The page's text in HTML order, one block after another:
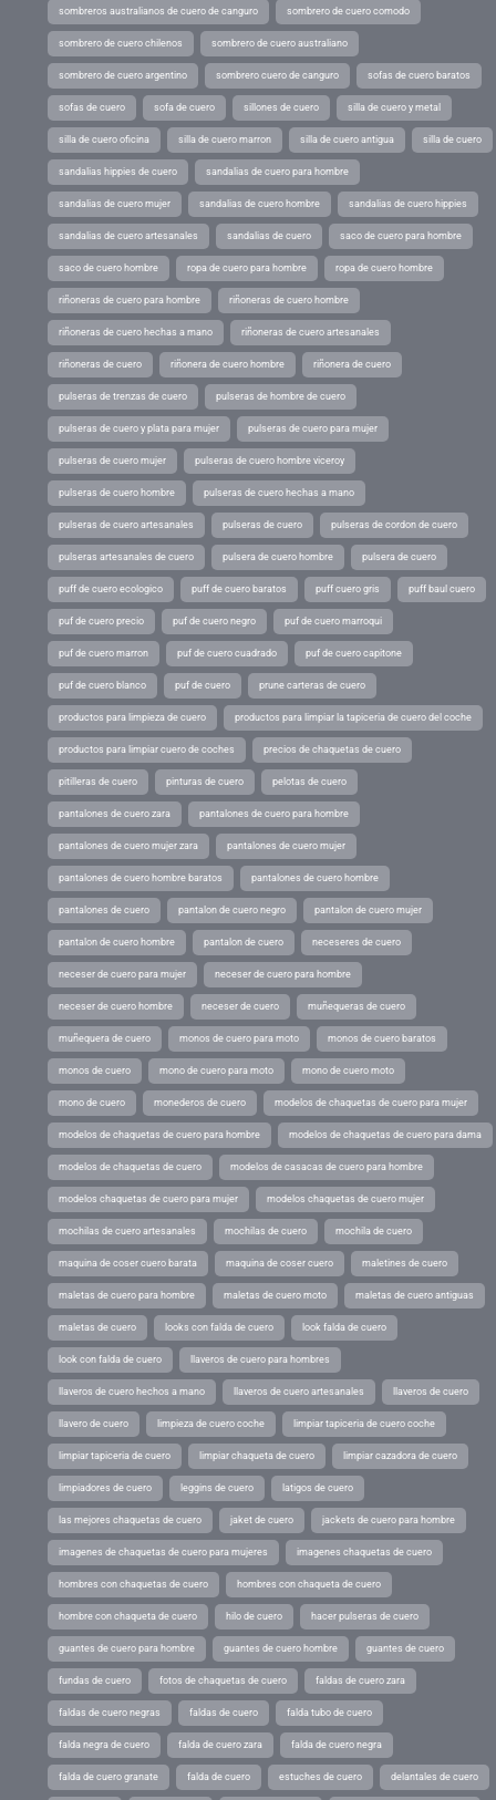
sombreros australianos de cuero de canguro sombrero de cuero comodo
sombrero de cuero chilenos sombrero de cuero australiano
sombrero de cuero argentino sombrero cuero de canguro sofas de cuero baratos
sofas de cuero sofa de cuero sillones de cuero silla de cuero y metal
silla de cuero oficina silla de cuero marron silla de cuero antigua silla de cuero
sandalias hippies de cuero sandalias de cuero para hombre
sandalias de cuero mujer sandalias de cuero hombre sandalias de cuero hippies
sandalias de cuero artesanales sandalias de cuero saco de cuero para hombre
saco de cuero hombre ropa de cuero para hombre ropa de cuero hombre
riñoneras de cuero para hombre riñoneras de cuero hombre
riñoneras de cuero hechas a mano riñoneras de cuero artesanales
riñoneras de cuero riñonera de cuero hombre riñonera de cuero
pulseras de trenzas de cuero pulseras de hombre de cuero
pulseras de cuero y plata para mujer pulseras de cuero para mujer
pulseras de cuero mujer pulseras de cuero hombre viceroy
pulseras de cuero hombre pulseras de cuero hechas a mano
pulseras de cuero artesanales pulseras de cuero pulseras de cordon de cuero
pulseras artesanales de cuero pulsera de cuero hombre pulsera de cuero
puff de cuero ecologico puff de cuero baratos puff cuero gris puff baul cuero
puf de cuero precio puf de cuero negro puf de cuero marroqui
puf de cuero marron puf de cuero cuadrado puf de cuero capitone
puf de cuero blanco puf de cuero prune carteras de cuero
productos para limpieza de cuero productos para limpiar la tapiceria de cuero del coche
productos para limpiar cuero de coches precios de chaquetas de cuero
pitilleras de cuero pinturas de cuero pelotas de cuero
pantalones de cuero zara pantalones de cuero para hombre
pantalones de cuero mujer zara pantalones de cuero mujer
pantalones de cuero hombre baratos pantalones de cuero hombre
pantalones de cuero pantalon de cuero negro pantalon de cuero mujer
pantalon de cuero hombre pantalon de cuero neceseres de cuero
neceser de cuero para mujer neceser de cuero para hombre
neceser de cuero hombre neceser de cuero muñequeras de cuero
muñequera de cuero monos de cuero para moto monos de cuero baratos
monos de cuero mono de cuero para moto mono de cuero moto
mono de cuero monederos de cuero modelos de chaquetas de cuero para mujer
modelos de chaquetas de cuero para hombre modelos de chaquetas de cuero para dama
modelos de chaquetas de cuero modelos de casacas de cuero para hombre
modelos chaquetas de cuero para mujer modelos chaquetas de cuero mujer
mochilas de cuero artesanales mochilas de cuero mochila de cuero
maquina de coser cuero barata maquina de coser cuero maletines de cuero
maletas de cuero para hombre maletas de cuero moto maletas de cuero antiguas
maletas de cuero looks con falda de cuero look falda de cuero
look con falda de cuero llaveros de cuero para hombres
llaveros de cuero hechos a mano llaveros de cuero artesanales llaveros de cuero
llavero de cuero limpieza de cuero coche limpiar tapiceria de cuero coche
limpiar tapiceria de cuero limpiar chaqueta de cuero limpiar cazadora de cuero
limpiadores de cuero leggins de cuero latigos de cuero
las mejores chaquetas de cuero jaket de cuero jackets de cuero para hombre
imagenes de chaquetas de cuero para mujeres imagenes chaquetas de cuero
hombres con chaquetas de cuero hombres con chaqueta de cuero
hombre con chaqueta de cuero hilo de cuero hacer pulseras de cuero
guantes de cuero para hombre guantes de cuero hombre guantes de cuero
fundas de cuero fotos de chaquetas de cuero faldas de cuero zara
faldas de cuero negras faldas de cuero falda tubo de cuero
falda negra de cuero falda de cuero zara falda de cuero negra
falda de cuero granate falda de cuero estuches de cuero delantales de cuero